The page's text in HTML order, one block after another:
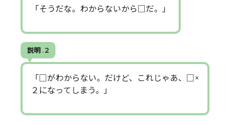
「そうだな。わからないから□だ。」
説明 . 2
「□がわからない。だけど、これじゃあ、□×
２になってしまう。」